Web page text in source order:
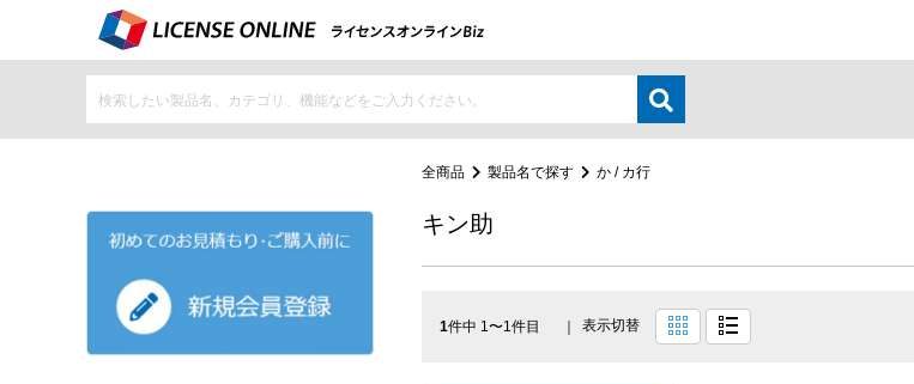
全商品 製品名で探す か / カ行
キン助
1件中 1〜1件目 表示切替